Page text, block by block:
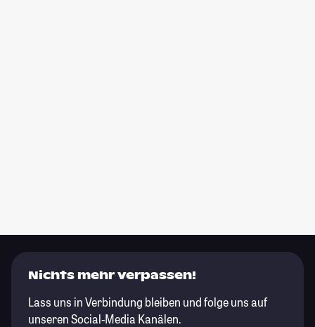
Nichts mehr verpassen!
Lass uns in Verbindung bleiben und folge uns auf
unseren Social-Media Kanälen.